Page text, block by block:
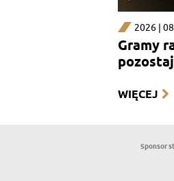
2026 |
Gramy
WIĘCEJ
Sponsor